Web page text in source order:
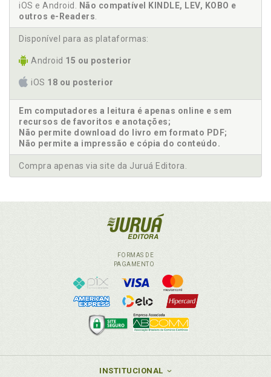
iOS e Android.
Não compatível KINDLE, LEV, KOBO e
outros e-Readers
Disponível para as plataformas:
Android 15 ou posterior
iOS 18 ou posterior
Em computadores a leitura é apenas online e sem
recursos de favoritos e anotações;
Não permite download do livro em formato PDF;
Não permite a impressão e cópia do conteúdo.
Compra apenas via site da Juruá Editora.
FORMAS DE
PAGAMENTO
INSTITUCIONAL